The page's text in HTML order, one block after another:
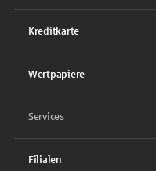
Kreditkarte
Wertpapiere
Services
Filialen